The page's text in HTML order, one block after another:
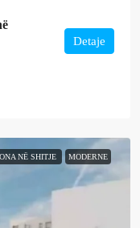
Detaje
NË SHITJE MODERNE